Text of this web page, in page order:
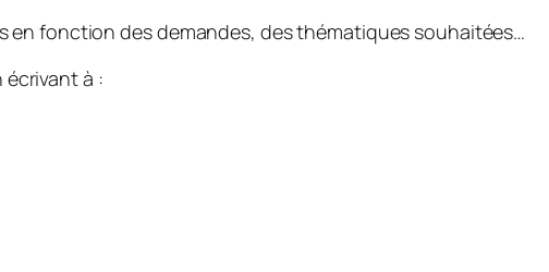
en fonction des demandes, des thématiques souhaitées…
écrivant à :